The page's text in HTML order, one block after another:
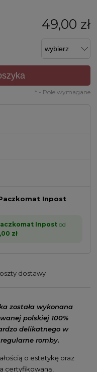
49,00 zł
* - Pole wymagane
Inpost
Inpostod
zł
dostawy
została wykonana
polskiej 100%
delikatnego w
romby.
o estetykę oraz
certyfikowaną,